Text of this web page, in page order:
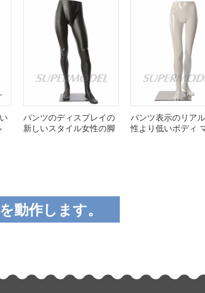
パンツのディスプレイの
新しいスタイル女性の脚
パンツ表示のリアルな女
性より低いボディ マネキ
を動作します。